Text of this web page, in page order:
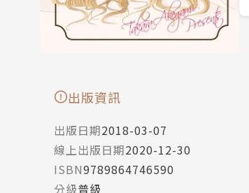
出版資訊
出版日期2018-03-07
線上出版日期2020-12-30
ISBN9789864746590
分級普級